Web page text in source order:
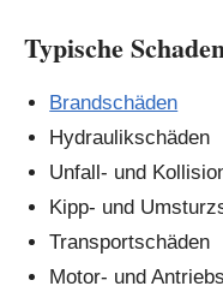
Typische
Brandschäden
Hydraulikschäden
Unfall- und
Kipp- und
Transportschäden
Motor- und